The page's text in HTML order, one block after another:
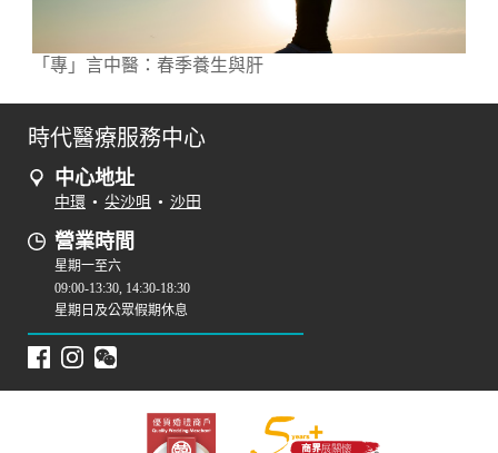
「專」言中醫：春季養生與肝
時代醫療服務中心
中心地址
中環 • 尖沙咀 • 沙田
營業時間
星期一至六
09:00-13:30, 14:30-18:30
星期日及公眾假期休息